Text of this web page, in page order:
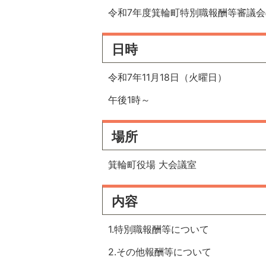
令和7年度箕輪町特別職報酬等審議
日時
令和7年11月18日（火曜日）
午後1時～
場所
箕輪町役場 大会議室
内容
1.特別職報酬等について
2.その他報酬等について